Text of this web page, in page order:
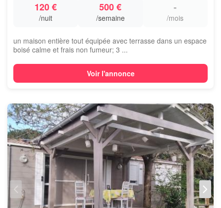
120 €
/nuit
500 €
/semaine
-
/mois
un maison entière tout équipée avec terrasse dans un espace
boisé calme et frais non fumeur; 3 ...
Voir l'annonce